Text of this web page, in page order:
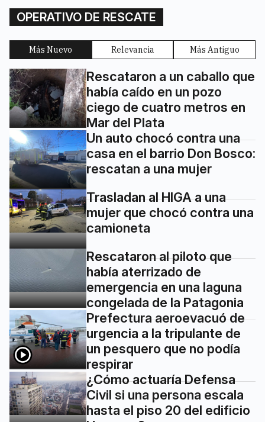
OPERATIVO DE RESCATE
Más Nuevo Relevancia Más Antiguo
Rescataron a un caballo que
había caído en un pozo
ciego de cuatro metros en
Mar del Plata
Un auto chocó contra una
casa en el barrio Don Bosco:
rescatan a una mujer
Trasladan al HIGA a una
mujer que chocó contra una
camioneta
Rescataron al piloto que
había aterrizado de
emergencia en una laguna
congelada de la Patagonia
Prefectura aeroevacuó de
urgencia a la tripulante de
un pesquero que no podía
respirar
¿Cómo actuaría Defensa
Civil si una persona escala
hasta el piso 20 del edificio